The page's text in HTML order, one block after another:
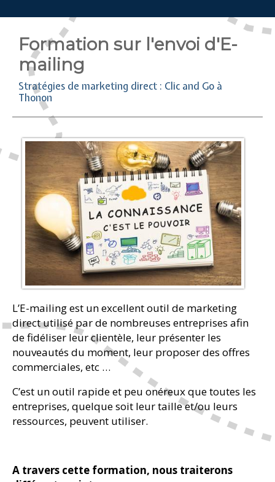
Formation sur l'envoi d'E-
mailing
Stratégies de marketing direct : Clic and Go à
Thonon
L’E-mailing est un excellent outil de marketing
direct utilisé par de nombreuses entreprises afin
de fidéliser leur clientèle, leur présenter les
nouveautés du moment, leur proposer des offres
commerciales, etc …
C’est un outil rapide et peu onéreux que toutes les
entreprises, quelque soit leur taille et/ou leurs
ressources, peuvent utiliser.
A travers cette formation, nous traiterons